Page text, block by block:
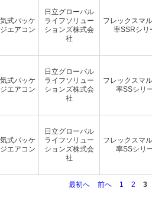
式パッケ
エアコン
日立グローバル
ライフソリュー
ションズ株式会
社
フレックスマ
率SSRシリ
式パッケ
エアコン
日立グローバル
ライフソリュー
ションズ株式会
社
フレックスマ
率SSシリ
式パッケ
エアコン
日立グローバル
ライフソリュー
ションズ株式会
社
フレックスマ
率SSシリ
最初へ 前へ 1 2 3